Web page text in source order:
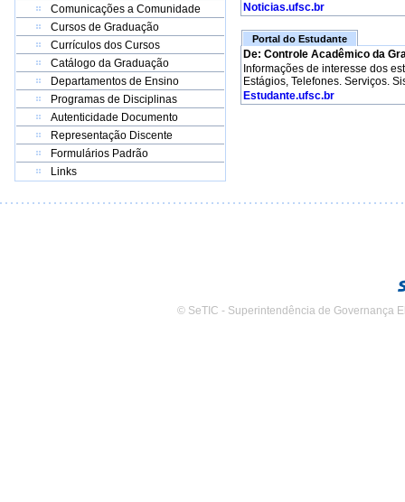
Comunicações a Comunidade
Cursos de Graduação
Currículos dos Cursos
Catálogo da Graduação
Departamentos de Ensino
Programas de Disciplinas
Autenticidade Documento
Representação Discente
Formulários Padrão
Links
Noticias.ufsc.br
Portal do Estudante
De: Controle Acadêmico da
Informações de interesse dos
Estágios, Telefones. Serviços.
Estudante.ufsc.br
© SeTIC - Superintendência de Governança